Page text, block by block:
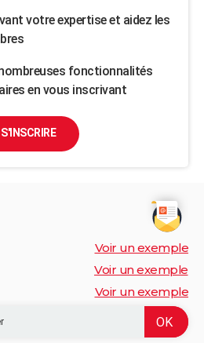
votre expertise et aidez les
fonctionnalités
en vous inscrivant
S'INSCRIRE
Voir un exemple
Voir un exemple
Voir un exemple